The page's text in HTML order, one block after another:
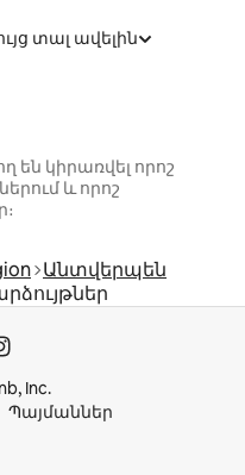
տալ ավելին
են կիրառվել որոշ
և որոշ
Անտվերպեն
Inc.
Պայմաններ